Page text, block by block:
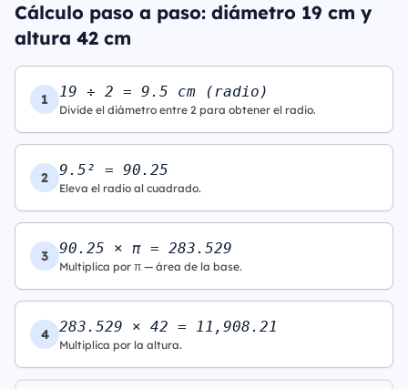
Cálculo paso a paso: diámetro 19 cm y
altura 42 cm
1 19 ÷ 2 = 9.5 cm (radio)
Divide el diámetro entre 2 para obtener el radio.
2 9.5² = 90.25
Eleva el radio al cuadrado.
3 90.25 × π = 283.529
Multiplica por π — área de la base.
4 283.529 × 42 = 11,908.21
Multiplica por la altura.